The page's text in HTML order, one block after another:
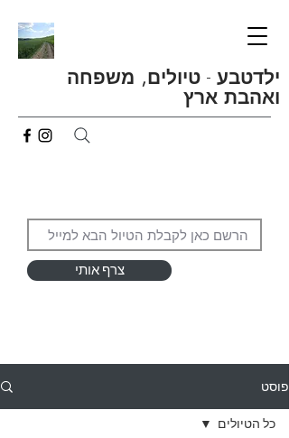
ילדטבע - טיולים, משפחה
ואהבת ארץ
צרף אותי
פוסט
כל הטיולים